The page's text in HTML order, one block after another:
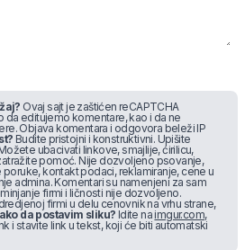
Ovaj sajt je zaštićen reCAPTCHA
da editujemo komentare, kao i da ne
Objava komentara i odgovora beleži IP
Budite pristojni i konstruktivni. Upišite
ubacivati linkove, smajlije, ćirilicu,
pomoć. Nije dozvoljeno psovanje,
poruke, kontakt podaci, reklamiranje, cene u
admina. Komentari su namenjeni za sam
firmi i ličnosti nije dozvoljeno.
firmi u delu cenovnik na vrhu strane,
da postavim sliku? Idite na imgur.com,
i stavite link u tekst, koji će biti automatski